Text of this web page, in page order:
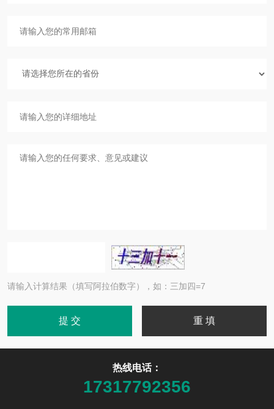
请输入计算结果（填写阿拉伯数字），如：三加四=7
热线电话：
17317792356